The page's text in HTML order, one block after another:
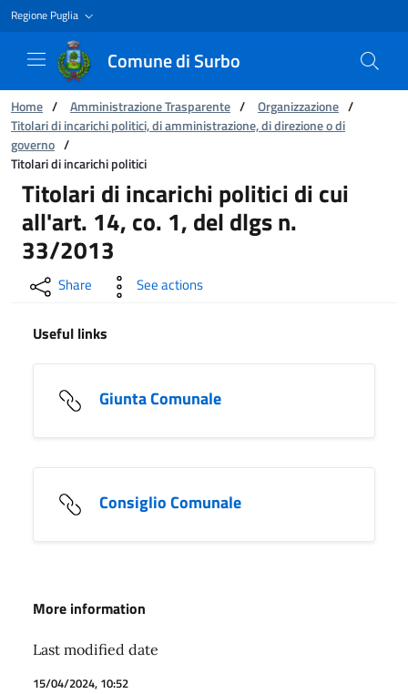
Regione Puglia
Comune di Surbo
You are:
Home / Amministrazione Trasparente / Organizzazione /
Titolari di incarichi politici, di amministrazione, di direzione o di
governo /
Titolari di incarichi politici
Titolari di incarichi politici
Titolari di incarichi politici di cui
all'art. 14, co. 1, del dlgs n.
33/2013
Share See actions
Useful links
Giunta Comunale
Consiglio Comunale
More information
Last modified date
15/04/2024, 10:52